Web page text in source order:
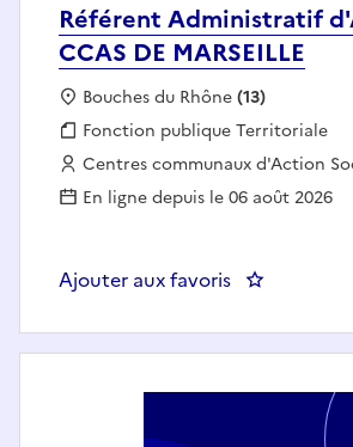
Référent Administratif
CCAS DE MARSEILLE
Localisation :
Bouches du Rhône(13)
Fonction publique :
Fonction publique Territoriale
Employeur :
Centres communaux d'Action
En ligne depuis le 06 août 2026
Ajouter aux favoris : Référent